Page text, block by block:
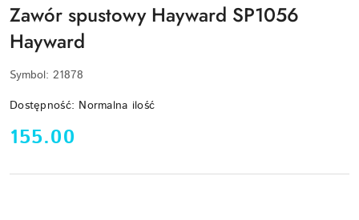
Zawór spustowy Hayward SP1056
Hayward
Symbol: 21878
Dostępność: Normalna ilość
cena:
155.00